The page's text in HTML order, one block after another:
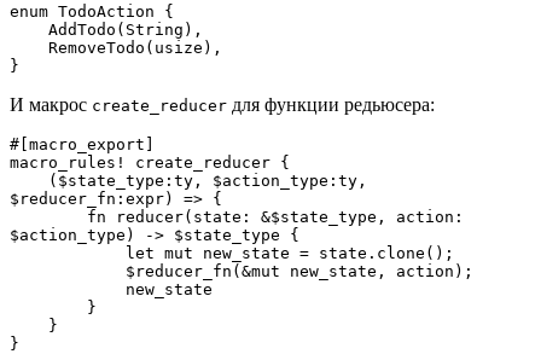
enum TodoAction {
    AddTodo(String),
    RemoveTodo(usize),
}
И макрос create_reducer для функции редьюсера:
#[macro_export]
macro_rules! create_reducer {
$reducer_fn:expr) => {
$action_type) -> $state_type {
            let mut new_state = state.clone();
            $reducer_fn(&mut new_state, action);
            new_state
        }
    }
}